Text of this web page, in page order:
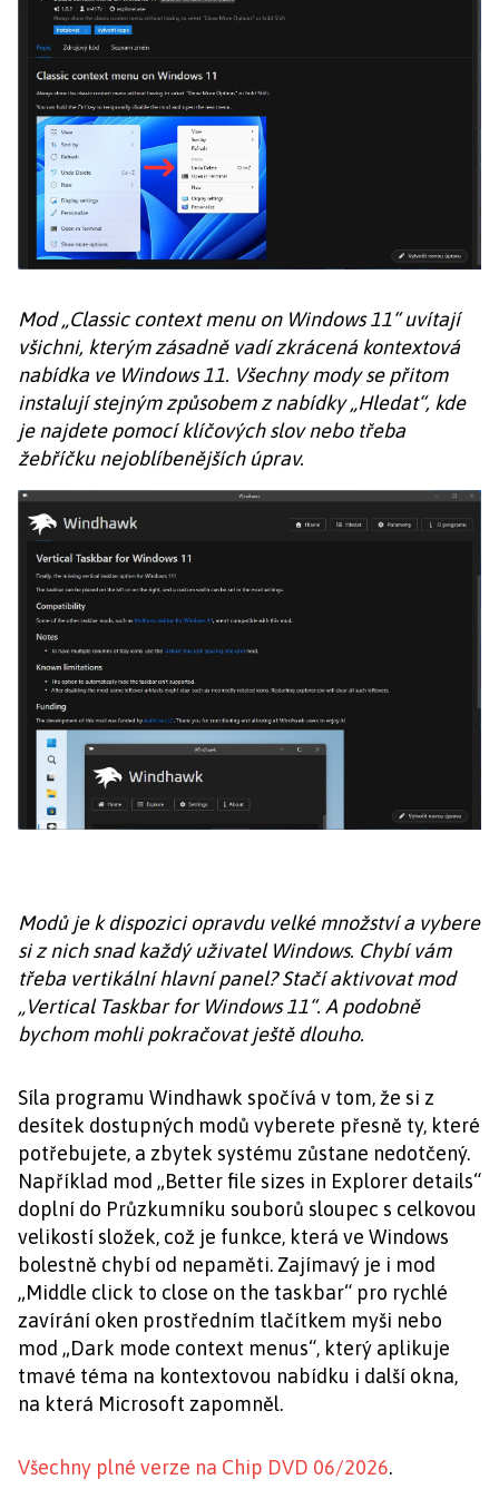
Mod „Classic context menu on Windows 11“ uvítají
všichni, kterým zásadně vadí zkrácená kontextová
nabídka ve Windows 11. Všechny mody se přitom
instalují stejným způsobem z nabídky „Hledat“, kde
je najdete pomocí klíčových slov nebo třeba
žebříčku nejoblíbenějších úprav.
Modů je k dispozici opravdu velké množství a vybere
si z nich snad každý uživatel Windows. Chybí vám
třeba vertikální hlavní panel? Stačí aktivovat mod
„Vertical Taskbar for Windows 11“. A podobně
bychom mohli pokračovat ještě dlouho.
Síla programu Windhawk spočívá v tom, že si z
desítek dostupných modů vyberete přesně ty, které
potřebujete, a zbytek systému zůstane nedotčený.
Například mod „Better file sizes in Explorer details“
doplní do Průzkumníku souborů sloupec s celkovou
velikostí složek, což je funkce, která ve Windows
bolestně chybí od nepaměti. Zajímavý je i mod
„Middle click to close on the taskbar“ pro rychlé
zavírání oken prostředním tlačítkem myši nebo
mod „Dark mode context menus“, který aplikuje
tmavé téma na kontextovou nabídku i další okna,
na která Microsoft zapomněl.
Všechny plné verze na Chip DVD 06/2026.